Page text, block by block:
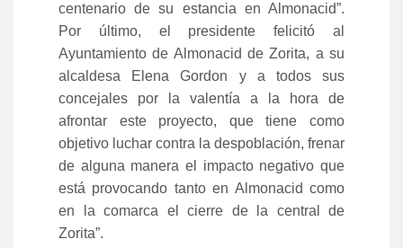
centenario de su estancia en Almonacid”.
Por último, el presidente felicitó al
Ayuntamiento de Almonacid de Zorita, a su
alcaldesa Elena Gordon y a todos sus
concejales por la valentía a la hora de
afrontar este proyecto, que tiene como
objetivo luchar contra la despoblación, frenar
de alguna manera el impacto negativo que
está provocando tanto en Almonacid como
en la comarca el cierre de la central de
Zorita”.